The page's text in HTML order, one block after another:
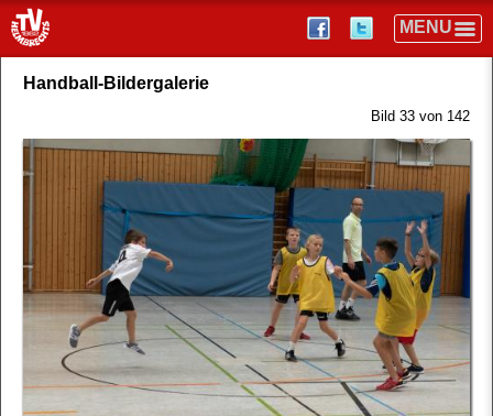
Handball-Bildergalerie
Bild 33 von 142